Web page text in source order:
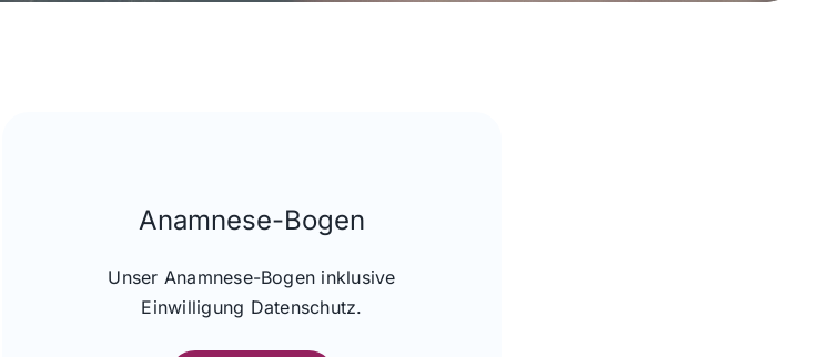
Anamnese-Bogen
Unser Anamnese-Bogen inklusive
Einwilligung Datenschutz.